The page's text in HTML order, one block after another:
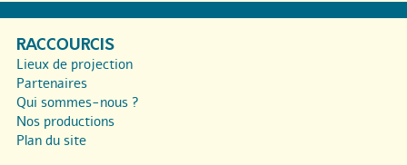
RACCOURCIS
Lieux de projection
Partenaires
Qui sommes-nous ?
Nos productions
Plan du site